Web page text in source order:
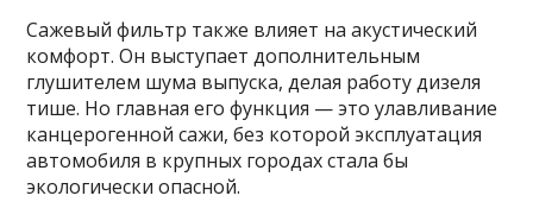
Сажевый фильтр также влияет на акустический
комфорт. Он выступает дополнительным
глушителем шума выпуска, делая работу дизеля
тише. Но главная его функция — это улавливание
канцерогенной сажи, без которой эксплуатация
автомобиля в крупных городах стала бы
экологически опасной.